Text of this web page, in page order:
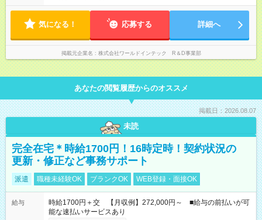
気になる！ 応募する 詳細へ
掲載元企業名 株式会社ワールドインテック R＆D事業部
あなたの閲覧履歴からのオススメ
掲載日：2026.08.07
未読
完全在宅＊時給1700円！16時定時！契約状況の
更新・修正など事務サポート
派遣 職種未経験OK ブランクOK WEB登録・面接OK
給与
時給1700円＋交 【月収例】272,000円～ ■給与の前払いが可
能な速払いサービスあり